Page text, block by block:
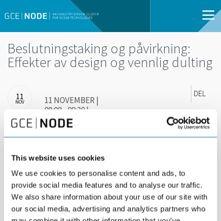
This website uses cookies
We use cookies to personalise content and ads, to
provide social media features and to analyse our traffic.
We also share information about your use of our site with
our social media, advertising and analytics partners who
Beslutningstaking og påvirkning:
Effekter av design og vennlig dulting
11
NOV
11 NOVEMBER |
08:00 - 09:30 |
KRISTIANSAND |
OPEN FOR ALL
DEL
Dulting som påvirkningsmetode: Hvordan kan vi
bruke psykologi og informasjon til å påvirke
beslutninger i en ønsket retning? Velkommen til
frokostseminar hos Handelshøyskolen på UiA.